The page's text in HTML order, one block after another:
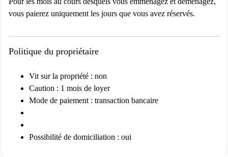
vous paierez uniquement les jours que vous avez réservés.
Politique du propriétaire
Vit sur la propriété : non
Caution : 1 mois de loyer
Mode de paiement : transaction bancaire
Possibilité de domiciliation : oui